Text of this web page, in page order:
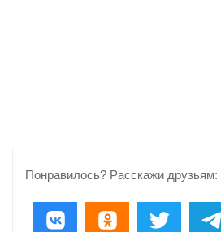
Понравилось? Расскажи друзьям: